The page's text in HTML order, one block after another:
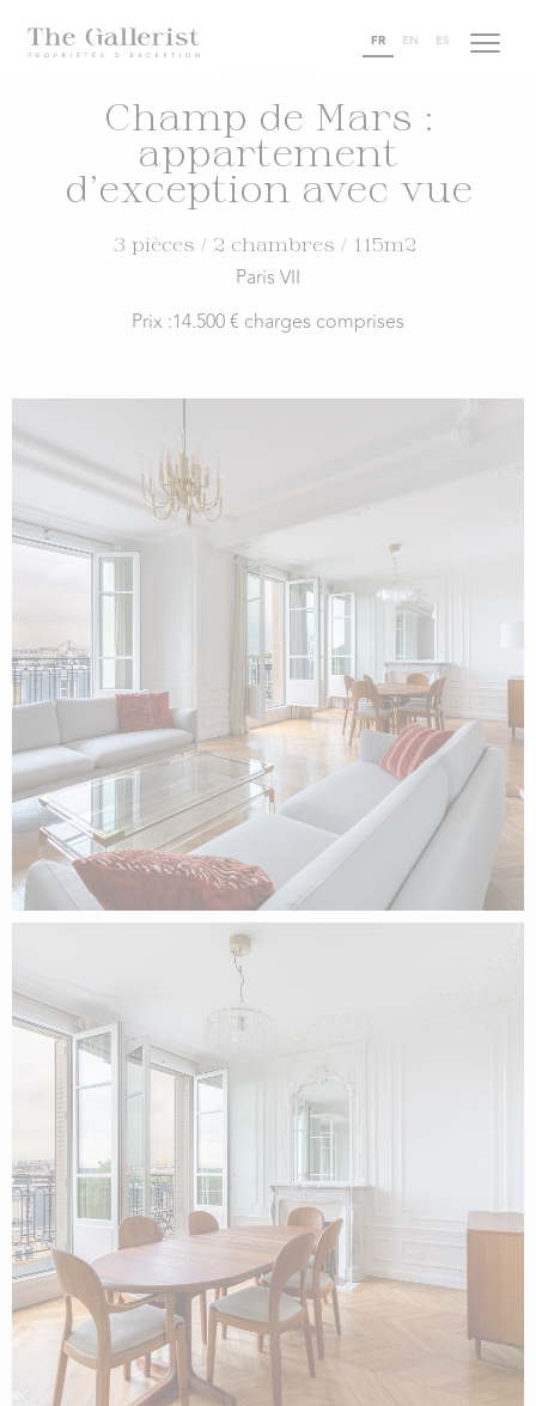
FR EN ES
Champ de Mars :
appartement
d’exception avec vue
3 pièces / 2 chambres / 115m2
Paris VII
Prix :14.500 € charges comprises